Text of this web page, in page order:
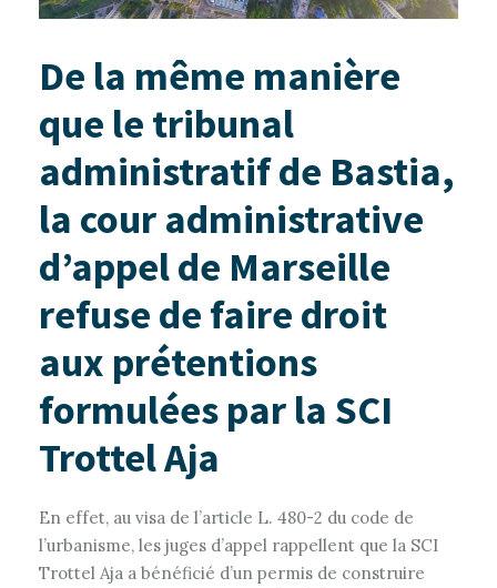
De la même manière
que le tribunal
administratif de Bastia,
la cour administrative
d’appel de Marseille
refuse de faire droit
aux prétentions
formulées par la SCI
Trottel Aja
En effet, au visa de l’article L. 480-2 du code de
l’urbanisme, les juges d’appel rappellent que la SCI
Trottel Aja a bénéficié d’un permis de construire